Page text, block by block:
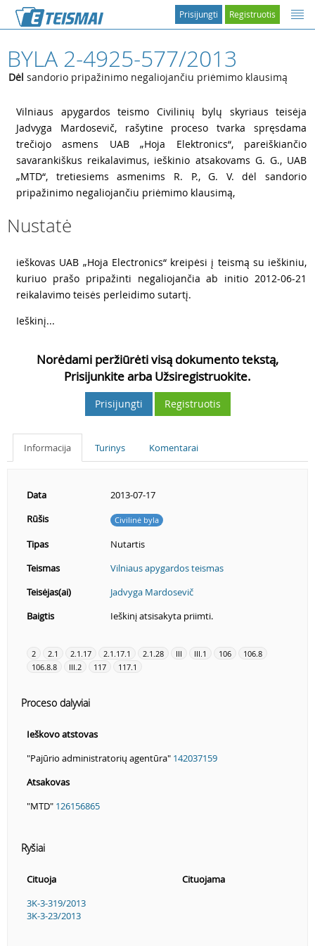
Registruotis
Prisijungti
BYLA 2-4925-577/2013
Dėl sandorio pripažinimo negaliojančiu priėmimo klausimą
Vilniaus apygardos teismo Civilinių bylų skyriaus teisėja
Jadvyga Mardosevič, rašytine proceso tvarka spręsdama
trečiojo asmens UAB „Hoja Elektronics“, pareiškiančio
savarankiškus reikalavimus, ieškinio atsakovams G. G., UAB
„MTD“, tretiesiems asmenims R. P., G. V. dėl sandorio
pripažinimo negaliojančiu priėmimo klausimą,
Nustatė
ieškovas UAB „Hoja Electronics“ kreipėsi į teismą su ieškiniu,
kuriuo prašo pripažinti negaliojančia ab initio 2012-06-21
reikalavimo teisės perleidimo sutartį.
Ieškinį...
Norėdami peržiūrėti visą dokumento tekstą,
Prisijunkite arba Užsiregistruokite.
Prisijungti Registruotis
Informacija Turinys Komentarai
Data
2013-07-17
Rūšis
Civilinė byla
Tipas
Nutartis
Teismas
Vilniaus apygardos teismas
Teisėjas(ai)
Jadvyga Mardosevič
Baigtis
Ieškinį atsisakyta priimti.
2 2.1 2.1.17 2.1.17.1 2.1.28 III III.1 106
106.8
106.8.8
III.2 117 117.1
Proceso dalyviai
Ieškovo atstovas
"Pajūrio administratorių agentūra" 142037159
Atsakovas
"MTD" 126156865
Ryšiai
Cituoja
Cituojama
3K-3-319/2013
3K-3-23/2013